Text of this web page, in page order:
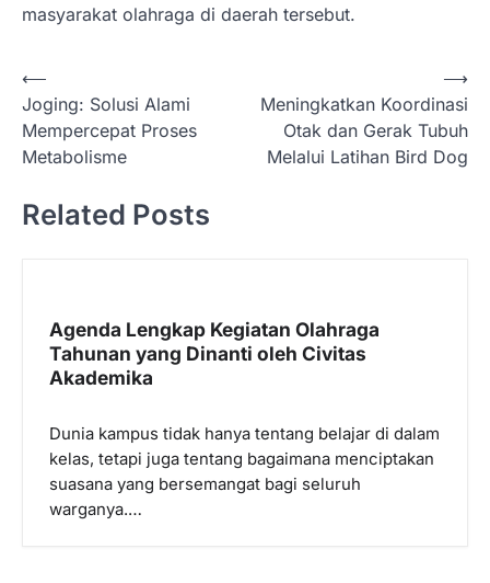
masyarakat olahraga di daerah tersebut.
N
a
v
g
⟵
Joging: Solusi Alami
Mempercepat Proses
Metabolisme
Meningkatkan Koordinasi
Otak dan Gerak Tubuh
Melalui Latihan Bird Dog
⟶
Related Posts
Agenda Lengkap Kegiatan Olahraga
Tahunan yang Dinanti oleh Civitas
Akademika
Dunia kampus tidak hanya tentang belajar di dalam
kelas, tetapi juga tentang bagaimana menciptakan
suasana yang bersemangat bagi seluruh
warganya.…